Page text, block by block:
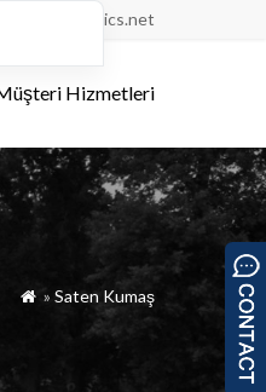
fabrics.net
Hizmetleri
 » Saten Kumaş